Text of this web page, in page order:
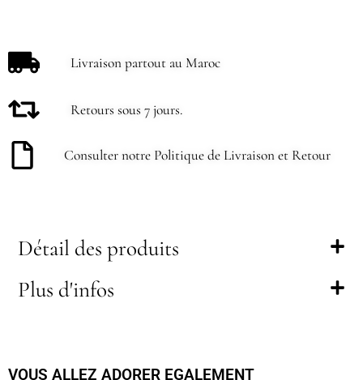
Livraison partout au Maroc
Retours sous 7 jours.
Consulter notre Politique de Livraison et Retour
Détail des produits
Plus d'infos
VOUS ALLEZ ADORER EGALEMENT